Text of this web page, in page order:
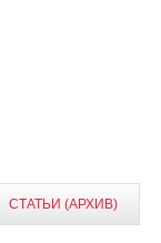
СТАТЬИ (АРХИВ)